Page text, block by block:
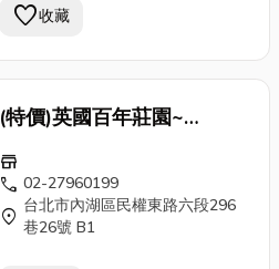
favorite收藏
(特價)英國百年莊園~
Antique 刷色 手工 鍛
花 門片 老門 古董門caa1
store
call 02-27960199
location_on 台北市內湖區民權東路六段296
巷26號 B1